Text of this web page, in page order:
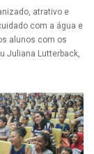
atrativo e
com a água e
alunos com os
Juliana Lutterback,